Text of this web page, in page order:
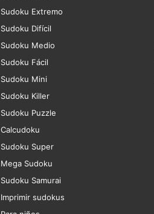
Sudoku Extremo
Sudoku Difícil
Sudoku Medio
Sudoku Fácil
Sudoku Mini
Sudoku Killer
Sudoku Puzzle
Calcudoku
Sudoku Super
Mega Sudoku
Sudoku Samurai
Imprimir sudokus